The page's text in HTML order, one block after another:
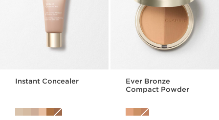
Instant Concealer
Ever Bronze
Compact Powder